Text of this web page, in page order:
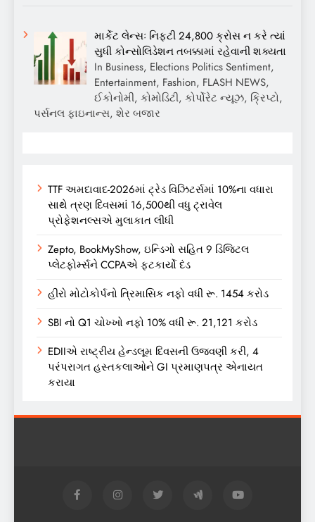
માર્કેટ લેન્સઃ નિફ્ટી 24,800 ક્રોસ ન કરે ત્યાં
સુધી કોન્સોલિડેશન તબક્કામાં રહેવાની શક્યતા
In Business, Elections Politics Sentiment,
Entertainment, Fashion, FLASH NEWS,
ઈકોનોમી, કોમોડિટી, કોર્પોરેટ ન્યૂઝ, ક્રિપ્ટો,
પર્સનલ ફાઇનાન્સ, શેર બજાર
TTF અમદાવાદ-2026માં ટ્રેડ વિઝિટર્સમાં 10%ના વધારા
સાથે ત્રણ દિવસમાં 16,500થી વધુ ટ્રાવેલ
પ્રોફેશનલ્સએ મુલાકાત લીધી
Zepto, BookMyShow, ઇન્ડિગો સહિત 9 ડિજિટલ
પ્લેટફોર્મ્સને CCPAએ ફટકાર્યો દંડ
હીરો મોટોકોર્પનો ત્રિમાસિક નફો વધી રૂ. 1454 કરોડ
SBI નો Q1 ચોખ્ખો નફો 10% વધી રૂ. 21,121 કરોડ
EDIIએ રાષ્ટ્રીય હેન્ડલૂમ દિવસની ઉજવણી કરી, 4
પરંપરાગત હસ્તકલાઓને GI પ્રમાણપત્ર એનાયત
કરાયા